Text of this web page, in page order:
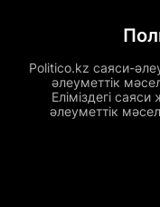
Politico.kz саяси-
әлеуметтік
Еліміздегі
әлеуметтік